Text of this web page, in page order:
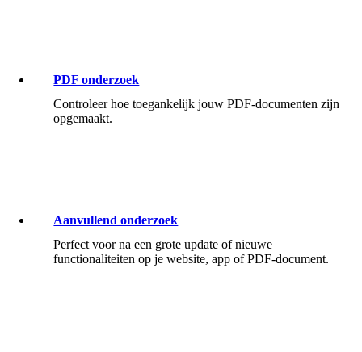
PDF onderzoek
Controleer hoe toegankelijk jouw PDF-documenten zijn
opgemaakt.
Aanvullend onderzoek
Perfect voor na een grote update of nieuwe
functionaliteiten op je website, app of PDF-document.